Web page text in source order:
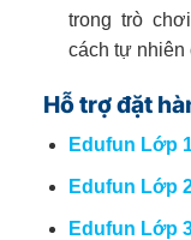
trong trò
cách tự nhiên
Hỗ trợ đặt
Edufun Lớp
Edufun Lớp
Edufun Lớp